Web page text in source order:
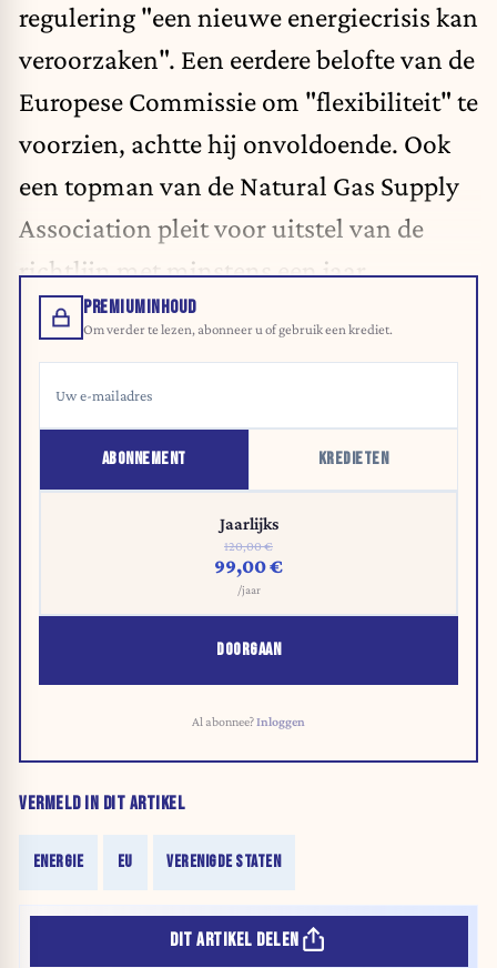
regulering "een nieuwe energiecrisis kan
veroorzaken". Een eerdere belofte van de
Europese Commissie om "flexibiliteit" te
voorzien, achtte hij onvoldoende. Ook
een topman van de Natural Gas Supply
Association pleit voor uitstel van de
richtlijn met minstens een jaar.
PREMIUMINHOUD
Om verder te lezen, abonneer u of gebruik een krediet.
ABONNEMENT KREDIETEN
Jaarlijks
120,00 €
99,00 €
/jaar
DOORGAAN
Al abonnee?Inloggen
VERMELD IN DIT ARTIKEL
ENERGIE EU VERENIGDE STATEN
DIT ARTIKEL DELEN